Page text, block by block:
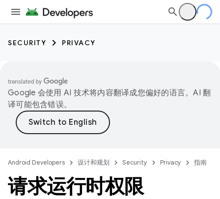
SECURITY PRIVACY
Google 会使用 AI 技术将内容翻译成您偏好的语言。AI 翻
译可能包含错误。
Android Developers 设计和规划 Security Privacy 指南
请求运行时权限